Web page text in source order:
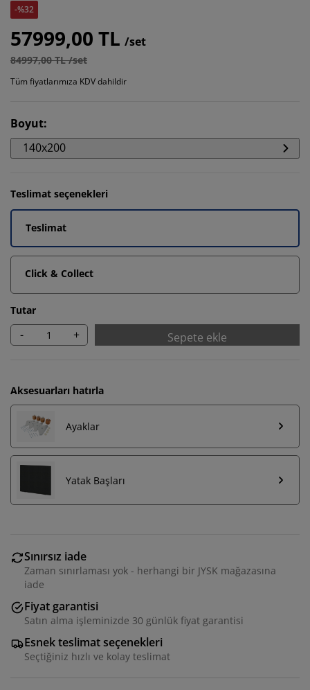
-%32
57999,00 TL /set
84997,00 TL /set
Tüm fiyatlarımıza KDV dahildir
Boyut:
140x200
Teslimat seçenekleri
Teslimat
Click & Collect
Tutar
- + Sepete ekle
Aksesuarları hatırla
Ayaklar
Yatak Başları
Sınırsız iade
Zaman sınırlaması yok - herhangi bir JYSK mağazasına
iade
Fiyat garantisi
Satın alma işleminizde 30 günlük fiyat garantisi
Esnek teslimat seçenekleri
Seçtiğiniz hızlı ve kolay teslimat